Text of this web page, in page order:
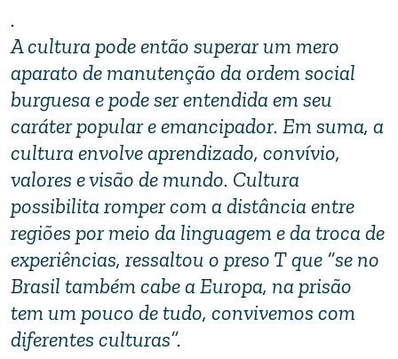
.
A cultura pode então superar um mero
aparato de manutenção da ordem social
burguesa e pode ser entendida em seu
caráter popular e emancipador. Em suma, a
cultura envolve aprendizado, convívio,
valores e visão de mundo. Cultura
possibilita romper com a distância entre
regiões por meio da linguagem e da troca de
experiências, ressaltou o preso T que “se no
Brasil também cabe a Europa, na prisão
tem um pouco de tudo, convivemos com
diferentes culturas”.